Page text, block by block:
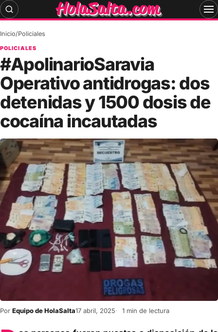
Skip
to
Inicio/Policiales
POLICIALES
#ApolinarioSaravia
Operativo antidrogas: dos
detenidas y 1500 dosis de
cocaína incautadas
Por Equipo de HolaSalta17 abril, 2025 1 min de lectura